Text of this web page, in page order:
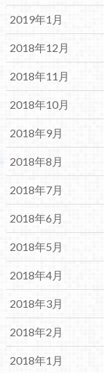
2019年1月
2018年12月
2018年11月
2018年10月
2018年9月
2018年8月
2018年7月
2018年6月
2018年5月
2018年4月
2018年3月
2018年2月
2018年1月